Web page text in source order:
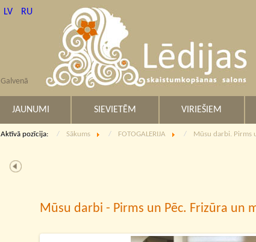
LV RU
Galvenā
JAUNUMI SIEVIETĒM VIRIEŠIEM
Aktīvā pozīcija: Sākums FOTOGALERIJA Mūsu darbi. Pirms
Mūsu darbi - Pirms un Pēc. Frizūra un